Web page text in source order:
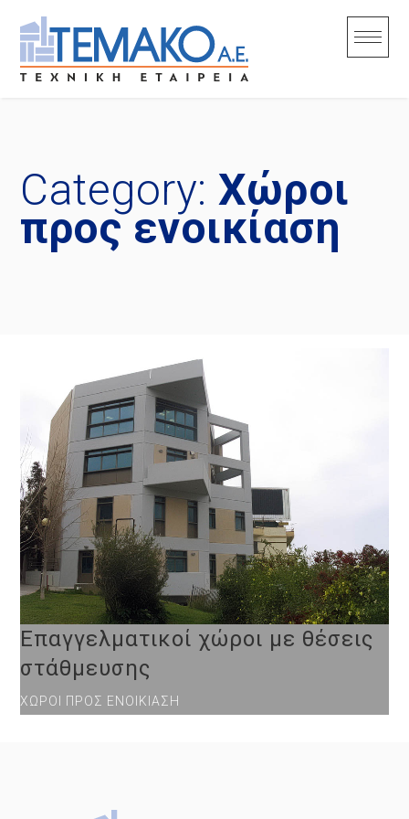
content
Category:Χώροι
προς ενοικίαση
Επαγγελματικοί χώροι με θέσεις
στάθμευσης
ΧΏΡΟΙ ΠΡΟΣ ΕΝΟΙΚΊΑΣΗ